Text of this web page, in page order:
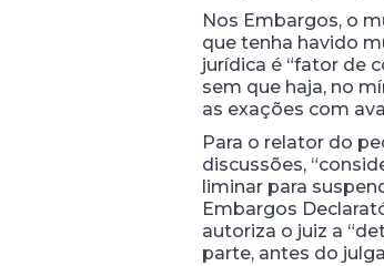
Nos Embargos, o
que tenha havido
jurídica é “fator de
sem que haja, no
as exações com
Para o relator do
discussões,
liminar para
Embargos
autoriza o juiz a
parte, antes do